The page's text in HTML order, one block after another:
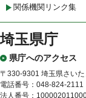
関係機関リンク集
埼玉県庁
県庁へのアクセス
〒330-9301 埼玉県さい
電話番号：048-824-2111
法人番号：